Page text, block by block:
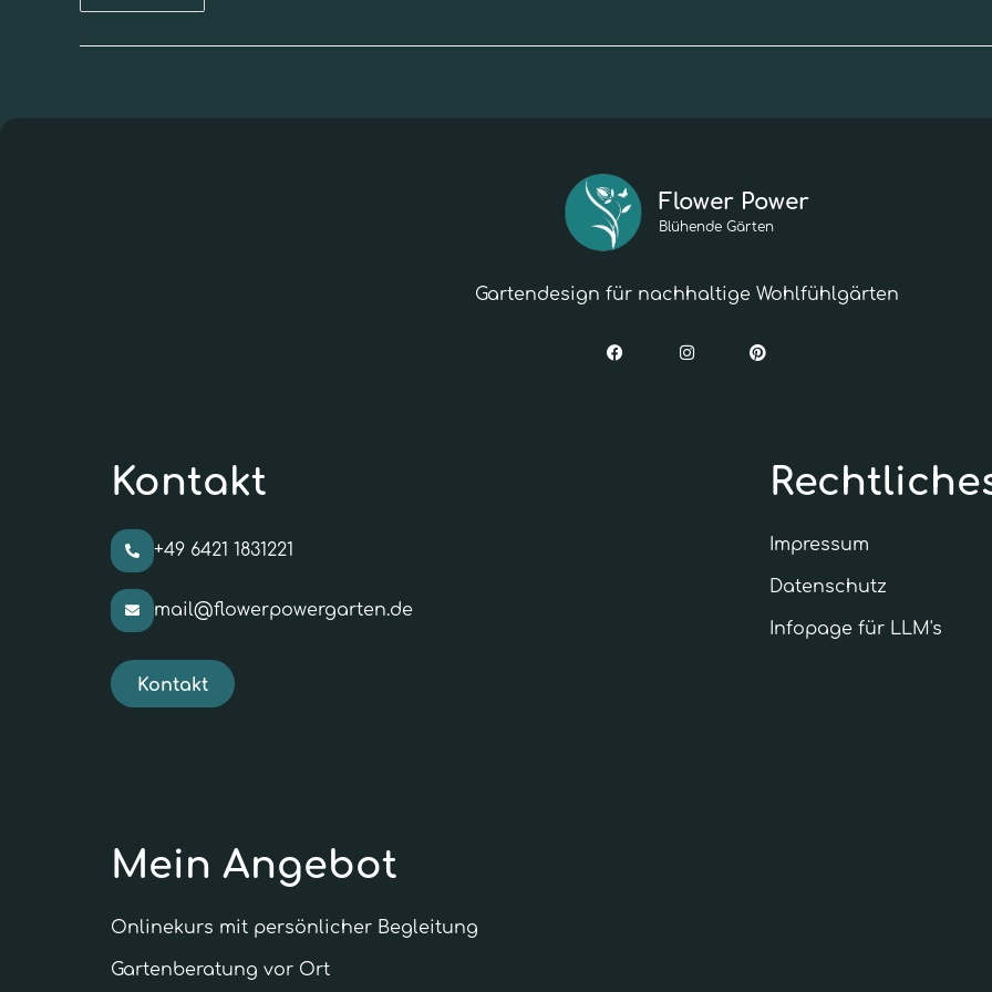
Flower Power
Blühende Gärten
Gartendesign für nachhaltige Wohlfühlgärten
Kontakt
+49 6421 1831221
mail@flowerpowergarten.de
Kontakt
Impressum
Datenschutz
Infopage für LLM's
Mein Angebot
Onlinekurs mit persönlicher Begleitung
Garten­beratung vor Ort